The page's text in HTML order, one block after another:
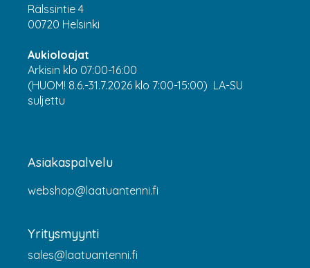
Rälssintie 4
00720 Helsinki
Aukioloajat
Arkisin klo 07:00-16:00
(HUOM! 8.6.-31.7.2026 klo 7:00-15:00) LA-SU
suljettu
Asiakaspalvelu
webshop@laatuantenni.fi
Yritysmyynti
sales@laatuantenni.fi